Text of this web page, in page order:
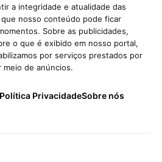
a integridade e atualidade das
nosso conteúdo pode ficar
Sobre as publicidades,
o que é exibido em nosso portal,
por serviços prestados por
de anúncios.
Política PrivacidadeSobre nós